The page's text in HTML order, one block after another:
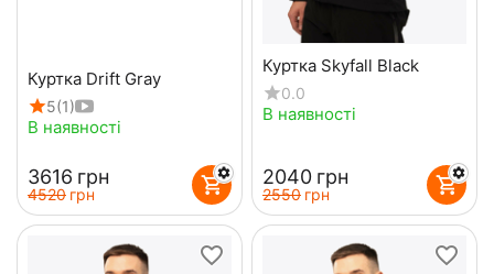
Куртка Drift Gray
5(1)
В наявності
‍3616‍ грн
‍4520‍ грн
Куртка Skyfall Black
0.0
В наявності
‍2040‍ грн
‍2550‍ грн